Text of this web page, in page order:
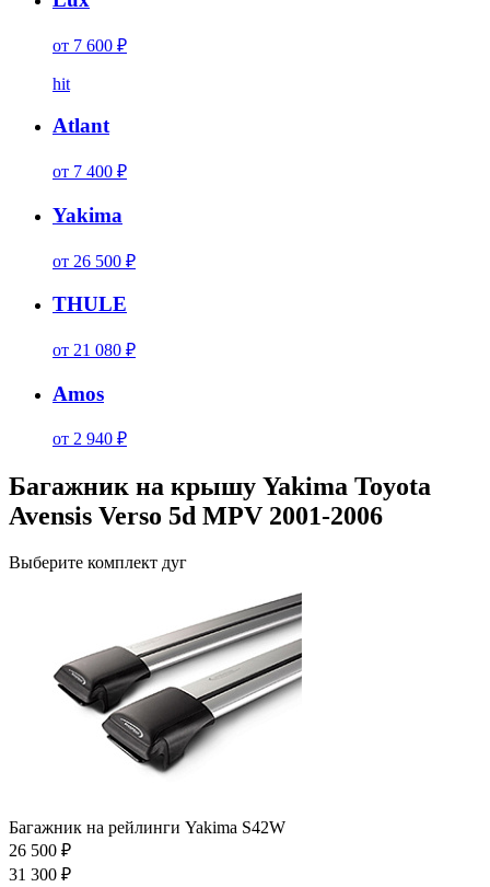
от 7 600 ₽
hit
Atlant
от 7 400 ₽
Yakima
от 26 500 ₽
THULE
от 21 080 ₽
Amos
от 2 940 ₽
Багажник на крышу Yakima Toyota
Avensis Verso 5d MPV 2001-2006
Выберите комплект дуг
Багажник на рейлинги Yakima S42W
26 500 ₽
31 300 ₽